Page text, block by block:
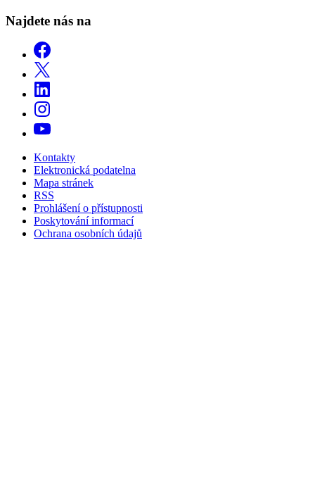
Najdete nás na
Kontakty
Elektronická podatelna
Mapa stránek
RSS
Prohlášení o přístupnosti
Poskytování informací
Ochrana osobních údajů